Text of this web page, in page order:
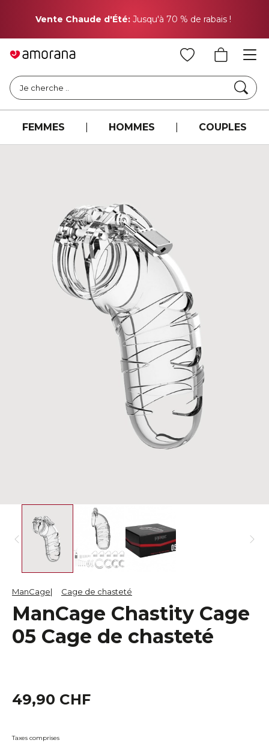
Vente Chaude d'Été: Jusqu'à 70 % de rabais !
Je cherche ..
FEMMES HOMMES COUPLES
ManCage Cage de chasteté
ManCage Chastity Cage
05 Cage de chasteté
49,90 CHF
Taxes comprises